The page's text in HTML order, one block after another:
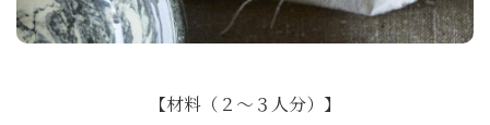
【材料（２～３人分）】